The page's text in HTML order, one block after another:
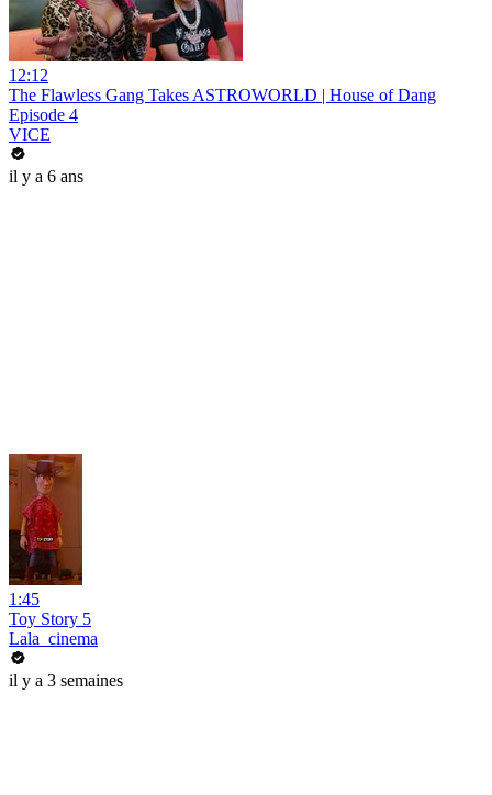
12:12
The Flawless Gang Takes ASTROWORLD | House of Dang
Episode 4
VICE
il y a 6 ans
1:45
Toy Story 5
Lala_cinema
il y a 3 semaines